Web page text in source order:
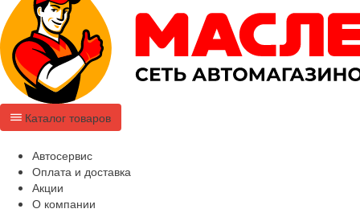
Каталог товаров
Автосервис
Оплата и доставка
Акции
О компании